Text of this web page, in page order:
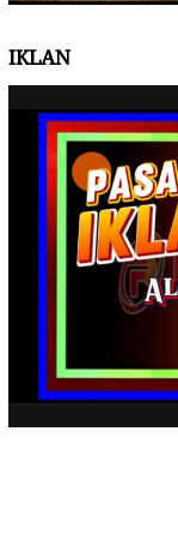
IKLAN